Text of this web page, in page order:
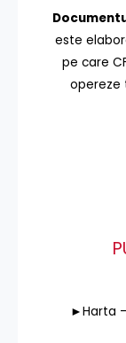
este
pe care
opereze
►Harta